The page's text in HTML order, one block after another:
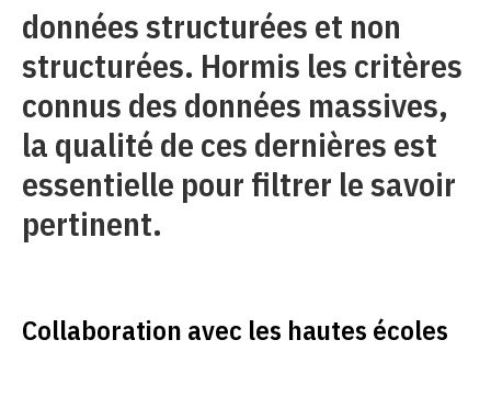
données structurées et non
structurées. Hormis les critères
connus des données massives,
la qualité de ces dernières est
essentielle pour filtrer le savoir
pertinent.
Collaboration avec les hautes écoles